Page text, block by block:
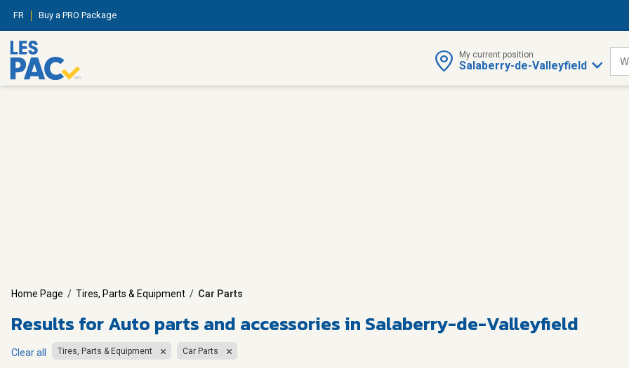
FR Buy a PRO Package
My current position
Salaberry-de-Valleyfield
Home Page / Tires, Parts & Equipment / Car Parts
Results forAuto parts and accessories in Salaberry-de-Valleyfield
Clear all Tires, Parts & Equipment Car Parts